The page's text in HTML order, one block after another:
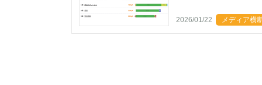
2026/01/22 メディア横